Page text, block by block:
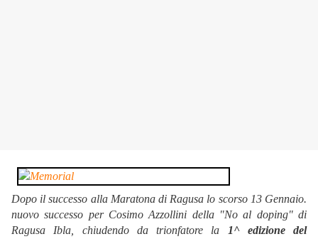
Dopo il successo alla Maratona di Ragusa lo scorso 13 Gennaio.
nuovo successo per Cosimo Azzollini della "No al doping" di
Ragusa Ibla, chiudendo da trionfatore la
1^ edizione del